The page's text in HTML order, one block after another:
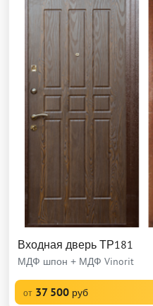
Входная дверь ТР181
МДФ шпон + МДФ Vinorit
от 37 500 руб